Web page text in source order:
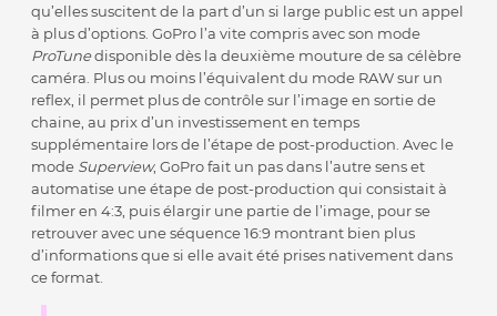
qu’elles suscitent de la part d’un si large public est un appel
à plus d’options. GoPro l’a vite compris avec son mode
ProTunedisponible dès la deuxième mouture de sa célèbre
caméra. Plus ou moins l’équivalent du mode RAW sur un
reflex, il permet plus de contrôle sur l’image en sortie de
chaine, au prix d’un investissement en temps
supplémentaire lors de l’étape de post-production. Avec le
mode Superview, GoPro fait un pas dans l’autre sens et
automatise une étape de post-production qui consistait à
filmer en 4:3, puis élargir une partie de l’image, pour se
retrouver avec une séquence 16:9 montrant bien plus
d’informations que si elle avait été prises nativement dans
ce format.